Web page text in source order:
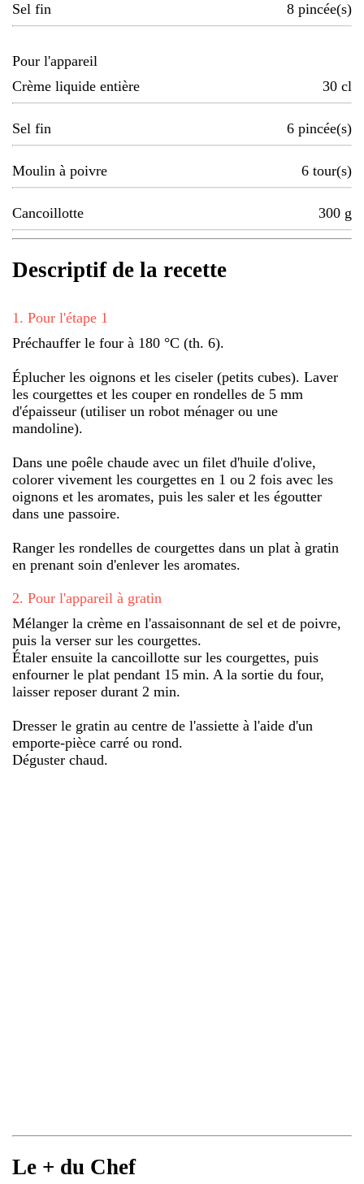
Sel fin 8 pincée(s)
Pour l'appareil
Crème liquide entière
30 cl
Sel fin 6 pincée(s)
Moulin à poivre 6 tour(s)
Cancoillotte 300 g
Descriptif de la recette
1 . Pour l'étape 1
Préchauffer le four à 180 °C (th. 6).
Éplucher les oignons et les ciseler (petits cubes). Laver
les courgettes et les couper en rondelles de 5 mm
d'épaisseur (utiliser un robot ménager ou une
mandoline).
Dans une poêle chaude avec un filet d'huile d'olive,
colorer vivement les courgettes en 1 ou 2 fois avec les
oignons et les aromates, puis les saler et les égoutter
dans une passoire.
Ranger les rondelles de courgettes dans un plat à gratin
en prenant soin d'enlever les aromates.
2. Pour l'appareil à gratin
Mélanger la crème en l'assaisonnant de sel et de poivre,
puis la verser sur les courgettes.
Étaler ensuite la cancoillotte sur les courgettes, puis
enfourner le plat pendant 15 min. A la sortie du four,
laisser reposer durant 2 min.
Dresser le gratin au centre de l'assiette à l'aide d'un
emporte-pièce carré ou rond.
Déguster chaud.
Le + du Chef